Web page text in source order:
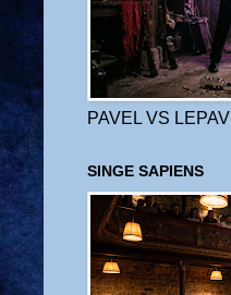
PAVEL VS LEPAV
SINGE SAPIENS